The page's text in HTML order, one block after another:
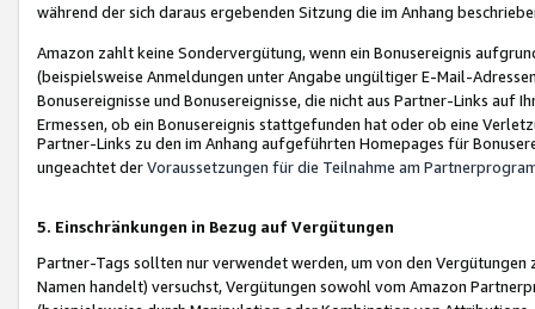
während der sich daraus ergebenden Sitzung die im Anhang
Amazon zahlt keine Sondervergütung, wenn ein Bonusereignis
(beispielsweise Anmeldungen unter Angabe ungültiger E-Mail-
Bonusereignisse und Bonusereignisse, die nicht aus Partner-Links auf
Ermessen, ob ein Bonusereignis stattgefunden hat oder ob eine
Partner-Links zu den im Anhang aufgeführten Homepages für
ungeachtet derVoraussetzungen für die Teilnahme am
5. Einschränkungen in Bezug auf Vergütungen
Partner-Tags sollten nur verwendet werden, um von den
Namen handelt) versuchst, Vergütungen sowohl vom Amazon